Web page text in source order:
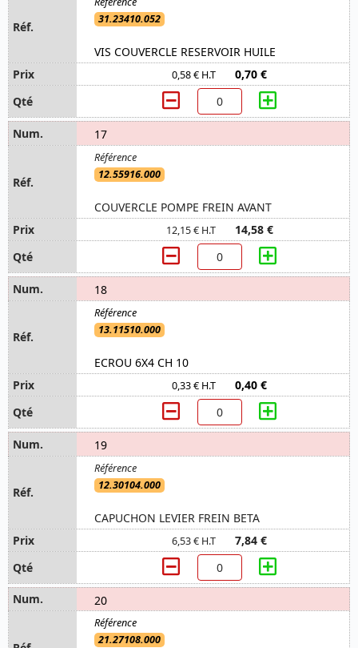
31.23410.052
VIS COUVERCLE RESERVOIR HUILE
0,58 € H.T 0,70 €
17
12.55916.000
COUVERCLE POMPE FREIN AVANT
12,15 € H.T 14,58 €
18
13.11510.000
ECROU 6X4 CH 10
0,33 € H.T 0,40 €
19
12.30104.000
CAPUCHON LEVIER FREIN BETA
6,53 € H.T 7,84 €
20
21.27108.000